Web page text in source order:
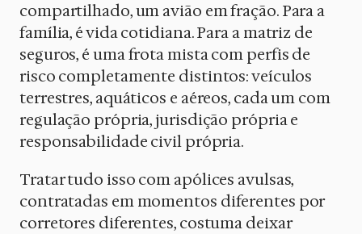
compartilhado, um avião em fração. Para a
família, é vida cotidiana. Para a matriz de
seguros, é uma frota mista com perfis de
risco completamente distintos: veículos
terrestres, aquáticos e aéreos, cada um com
regulação própria, jurisdição própria e
responsabilidade civil própria.
Tratar tudo isso com apólices avulsas,
contratadas em momentos diferentes por
corretores diferentes, costuma deixar